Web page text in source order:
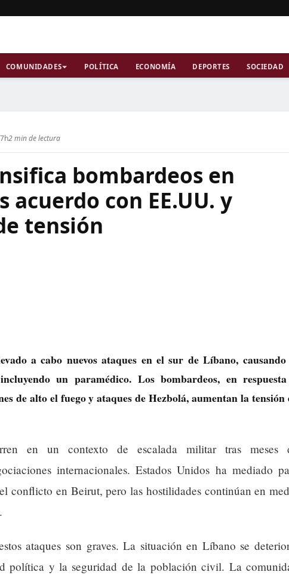
COMUNIDADES POLÍTICA ECONOMÍA DEPORTES SOCIEDAD
2 min de lectura
bombardeos en
acuerdo con EE.UU. y
tensión
a cabo nuevos ataques en el sur de Líbano,
un paramédico. Los bombardeos, en
de alto el fuego y ataques de Hezbolá, aumentan la tensión
en un contexto de escalada militar tras meses
internacionales. Estados Unidos ha mediado
conflicto en Beirut, pero las hostilidades continúan en
ataques son graves. La situación en Líbano se
política y la seguridad de la población civil. La